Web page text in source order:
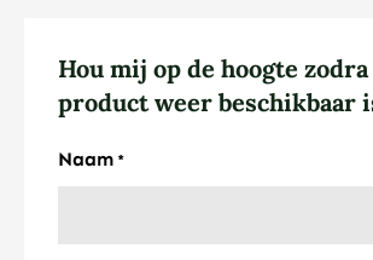
Hou mij op de hoogte
product weer beschikbaar
Naam *